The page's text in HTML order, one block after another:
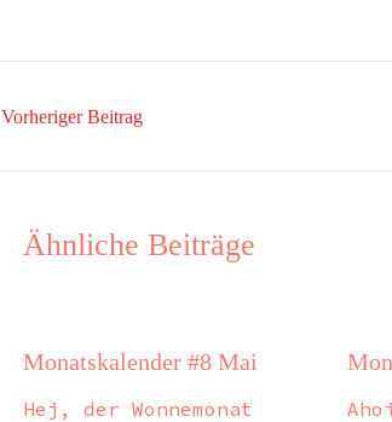
Vorheriger Beitrag
Ähnliche Beiträge
Monatskalender #8 Mai
Hej, der Wonnemonat